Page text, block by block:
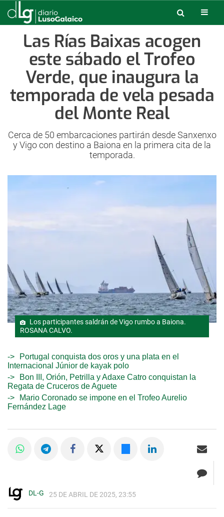
Las Rías Baixas acogen
este sábado el Trofeo
Verde, que inaugura la
temporada de vela pesada
del Monte Real
Cerca de 50 embarcaciones partirán desde Sanxenxo
y Vigo con destino a Baiona en la primera cita de la
temporada.
Los participantes saldrán de Vigo rumbo a Baiona.
ROSANA CALVO.
Portugal conquista dos oros y una plata en el
Internacional Júnior de kayak polo
Bon III, Orión, Petrilla y Adaxe Catro conquistan la
Regata de Cruceros de Aguete
Mario Coronado se impone en el Trofeo Aurelio
Fernández Lage
DL-G 25 DE ABRIL DE 2025, 23:55